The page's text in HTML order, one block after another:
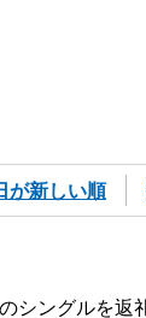
が新しい順
シングルを